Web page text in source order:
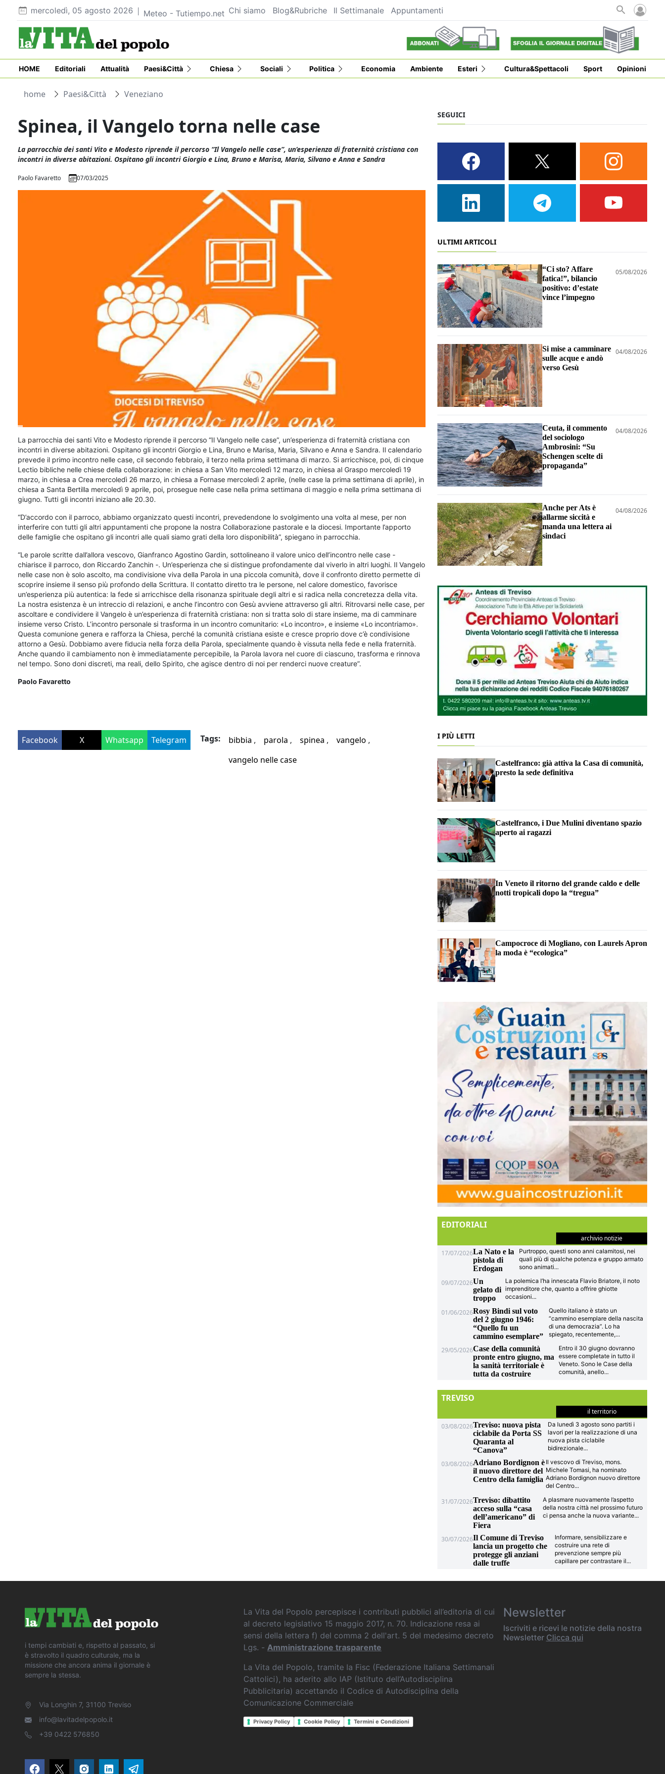
mercoledì, 05 agosto 2026 Meteo - Tutiempo.net Chi siamo Blog&Rubriche Il Settimanale Appuntamenti
HOME Editoriali Attualità Paesi&Città Chiesa Sociali Politica Economia Ambiente Esteri Cultura&Spettacoli Sport Opinioni
home Paesi&Città Veneziano
Spinea, il Vangelo torna nelle case
La parrocchia dei santi Vito e Modesto riprende il percorso “Il Vangelo nelle case”, un’esperienza di fraternità cristiana con
incontri in diverse abitazioni. Ospitano gli incontri Giorgio e Lina, Bruno e Marisa, Maria, Silvano e Anna e Sandra
Paolo Favaretto 07/03/2025
La parrocchia dei santi Vito e Modesto riprende il percorso “Il Vangelo nelle case”, un’esperienza di fraternità cristiana con
incontri in diverse abitazioni. Ospitano gli incontri Giorgio e Lina, Bruno e Marisa, Maria, Silvano e Anna e Sandra. Il calendario
prevede il primo incontro nelle case, cil secondo febbraio, il terzo nella prima settimana di marzo. Si arricchisce, poi, di cinque
Lectio bibliche nelle chiese della collaborazione: in chiesa a San Vito mercoledì 12 marzo, in chiesa al Graspo mercoledì 19
marzo, in chiesa a Crea mercoledì 26 marzo, in chiesa a Fornase mercoledì 2 aprile, (nelle case la prima settimana di aprile), in
chiesa a Santa Bertilla mercoledì 9 aprile, poi, prosegue nelle case nella prima settimana di maggio e nella prima settimana di
giugno. Tutti gli incontri iniziano alle 20.30.
“D’accordo con il parroco, abbiamo organizzato questi incontri, prevedendone lo svolgimento una volta al mese, per non
interferire con tutti gli altri appuntamenti che propone la nostra Collaborazione pastorale e la diocesi. Importante l’apporto
delle famiglie che ospitano gli incontri alle quali siamo grati della loro disponibilità”, spiegano in parrocchia.
“Le parole scritte dall’allora vescovo, Gianfranco Agostino Gardin, sottolineano il valore unico dell’incontro nelle case -
chiarisce il parroco, don Riccardo Zanchin -. Un’esperienza che si distingue profondamente dal viverlo in altri luoghi. Il Vangelo
nelle case non è solo ascolto, ma condivisione viva della Parola in una piccola comunità, dove il confronto diretto permette di
scoprire insieme il senso più profondo della Scrittura. Il contatto diretto tra le persone, nel calore domestico, favorisce
un’esperienza più autentica: la fede si arricchisce della risonanza spirituale degli altri e si radica nella concretezza della vita.
La nostra esistenza è un intreccio di relazioni, e anche l’incontro con Gesù avviene attraverso gli altri. Ritrovarsi nelle case, per
ascoltare e condividere il Vangelo è un’esperienza di fraternità cristiana: non si tratta solo di stare insieme, ma di camminare
insieme verso Cristo. L’incontro personale si trasforma in un incontro comunitario: «Lo incontro», e insieme «Lo incontriamo».
Questa comunione genera e rafforza la Chiesa, perché la comunità cristiana esiste e cresce proprio dove c’è condivisione
attorno a Gesù. Dobbiamo avere fiducia nella forza della Parola, specialmente quando è vissuta nella fede e nella fraternità.
Anche quando il cambiamento non è immediatamente percepibile, la Parola lavora nel cuore di ciascuno, trasforma e rinnova
nel tempo. Sono doni discreti, ma reali, dello Spirito, che agisce dentro di noi per renderci nuove creature”.
Paolo Favaretto
Facebook X Whatsapp Telegram Tags: bibbia parola spinea
vangelo
vangelo nelle case
SEGUICI
ULTIMI ARTICOLI
“Ci sto? Affare
fatica!”, bilancio
positivo: d’estate
vince l’impegno
05/08/2026
Si mise a camminare
sulle acque e andò
verso Gesù
04/08/2026
Ceuta, il commento
del sociologo
Ambrosini: “Su
Schengen scelte di
propaganda”
04/08/2026
Anche per Ats è
allarme siccità e
manda una lettera ai
sindaci
04/08/2026
I PIÙ LETTI
Castelfranco: già attiva la Casa di comunità,
presto la sede definitiva
Castelfranco, i Due Mulini diventano spazio
aperto ai ragazzi
In Veneto il ritorno del grande caldo e delle
notti tropicali dopo la “tregua”
Campocroce di Mogliano, con Laurels Apron
la moda è “ecologica”
EDITORIALI
archivio notizie
17/07/2026La Nato e la
pistola di
Erdogan
Purtroppo, questi sono anni calamitosi, nei
quali più di qualche potenza e gruppo armato
sono animati...
09/07/2026Un
gelato di
troppo
La polemica l’ha innescata Flavio Briatore, il noto
imprenditore che, quanto a offrire ghiotte
occasioni...
01/06/2026Rosy Bindi sul voto
del 2 giugno 1946:
“Quello fu un
cammino esemplare”
Quello italiano è stato un
“cammino esemplare della nascita
di una democrazia”. Lo ha
spiegato, recentemente,...
29/05/2026Case della comunità
pronte entro giugno, ma
la sanità territoriale è
tutta da costruire
Entro il 30 giugno dovranno
essere completate in tutto il
Veneto. Sono le Case della
comunità, anello...
TREVISO
il territorio
03/08/2026Treviso: nuova pista
ciclabile da Porta SS
Quaranta al
“Canova”
Da lunedì 3 agosto sono partiti i
lavori per la realizzazione di una
nuova pista ciclabile
bidirezionale...
03/08/2026Adriano Bordignon è
il nuovo direttore del
Centro della famiglia
Il vescovo di Treviso, mons.
Michele Tomasi, ha nominato
Adriano Bordignon nuovo direttore
del Centro...
31/07/2026Treviso: dibattito
acceso sulla “casa
dell’americano” di
Fiera
A plasmare nuovamente l’aspetto
della nostra città nel prossimo futuro
ci pensa anche la nuova variante...
30/07/2026Il Comune di Treviso
lancia un progetto che
protegge gli anziani
dalle truffe
Informare, sensibilizzare e
costruire una rete di
prevenzione sempre più
capillare per contrastare il...
i tempi cambiati e, rispetto al passato, si
è stravolto il quadro culturale, ma la
missione che ancora anima il giornale è
sempre la stessa.
Via Longhin 7, 31100 Treviso
info@lavitadelpopolo.it
+39 0422 576850
La Vita del Popolo percepisce i contributi pubblici all’editoria di cui
al decreto legislativo 15 maggio 2017, n. 70. Indicazione resa ai
sensi della lettera f) del comma 2 dell'art. 5 del medesimo decreto
Lgs. -Amministrazione trasparente
La Vita del Popolo, tramite la Fisc (Federazione Italiana Settimanali
Cattolici), ha aderito allo IAP (Istituto dell’Autodisciplina
Pubblicitaria) accettando il Codice di Autodisciplina della
Comunicazione Commerciale
Privacy Policy Cookie Policy Termini e Condizioni
Newsletter
Iscriviti e ricevi le notizie della nostra
Newsletter Clicca qui